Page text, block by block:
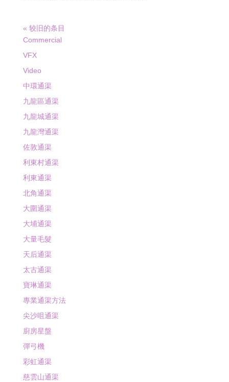
« 较旧的条目
Commercial
VFX
Video
中環通渠
九龍區通渠
九龍城通渠
九龍灣通渠
佐敦通渠
利東村通渠
利東通渠
北角通渠
大圍通渠
大埔通渠
大量毛髮
天后通渠
太古通渠
寶琳通渠
專業通渠方法
尖沙咀通渠
廚房星盤
彈弓機
彩虹通渠
慈雲山通渠